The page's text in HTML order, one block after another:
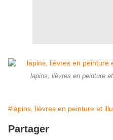
lapins, lièvres en peinture
#lapins, lièvres en peinture et
Partager